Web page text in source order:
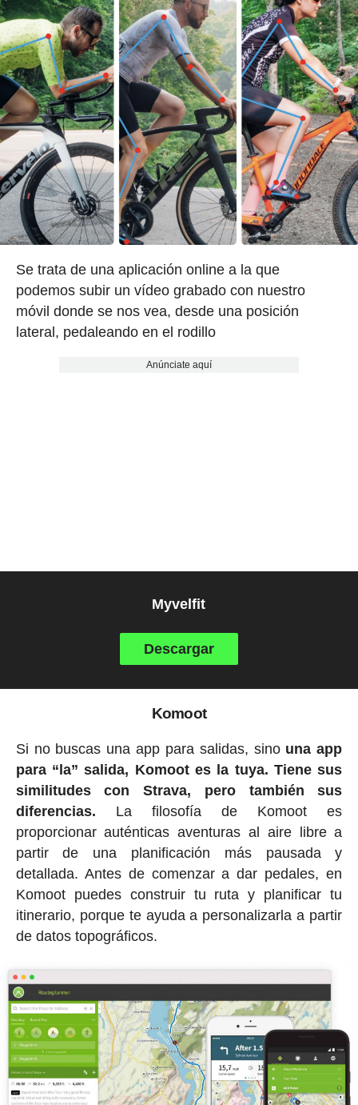
Se trata de una aplicación online a la que
podemos subir un vídeo grabado con nuestro
móvil donde se nos vea, desde una posición
lateral, pedaleando en el rodillo
Anúnciate aquí
Myvelfit
Descargar
Komoot
Si no buscas una app para salidas, sino una app
para “la” salida, Komoot es la tuya. Tiene sus
similitudes con Strava, pero también sus
diferencias. La filosofía de Komoot es
proporcionar auténticas aventuras al aire libre a
partir de una planificación más pausada y
detallada. Antes de comenzar a dar pedales, en
Komoot puedes construir tu ruta y planificar tu
itinerario, porque te ayuda a personalizarla a partir
de datos topográficos.